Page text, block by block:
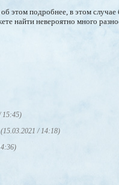
этом подробнее, в этом случае
найти невероятно много
15:45)
(15.03.2021 / 14:18)